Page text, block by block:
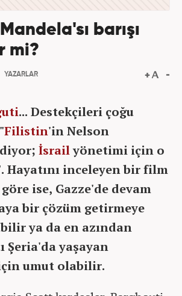
barışı
mi?
YAZARLAR
... Destekçileri çoğu
Filistin'in Nelson
İsrailyönetimi için o
inceleyen bir film
göre ise, Gazze'de devam
bir çözüm getirmeye
ya da en azından
Şeria'da yaşayan
umut olabilir.